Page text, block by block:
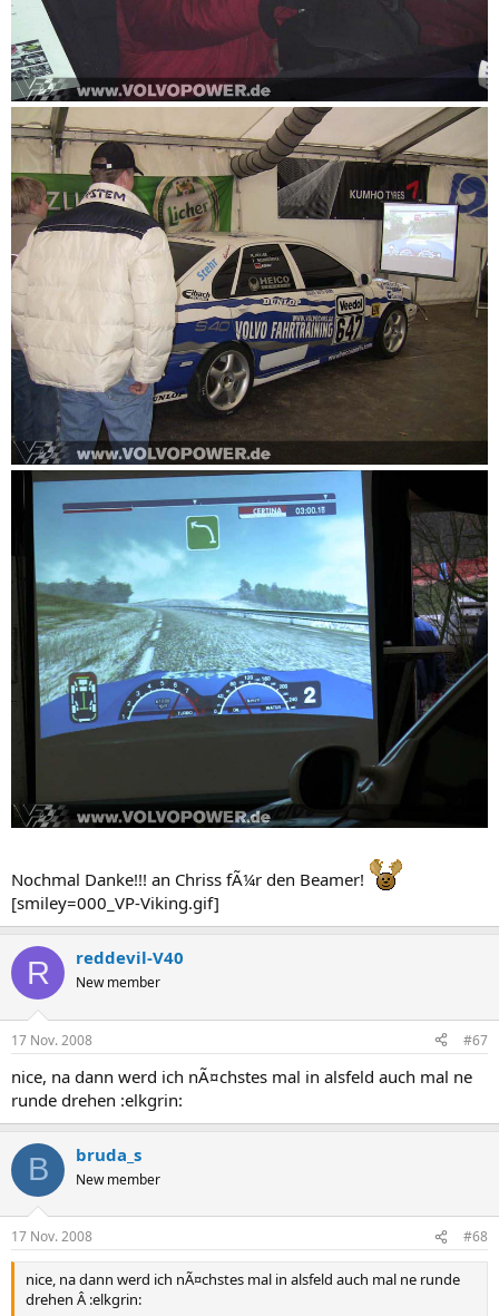
Nochmal Danke!!! an Chriss fÃ¼r den Beamer!
[smiley=000_VP-Viking.gif]
R reddevil-V40
New member
17 Nov. 2008 #67
nice, na dann werd ich nÃ¤chstes mal in alsfeld auch mal ne
runde drehen :elkgrin:
B bruda_s
New member
17 Nov. 2008 #68
nice, na dann werd ich nÃ¤chstes mal in alsfeld auch mal ne runde
drehen Â :elkgrin: